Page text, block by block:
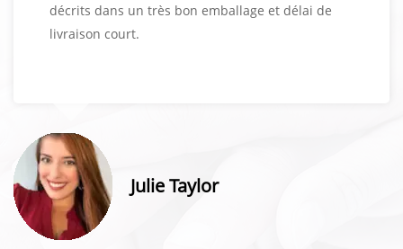
décrits dans un très bon emballage et délai de
livraison court.
Julie Taylor